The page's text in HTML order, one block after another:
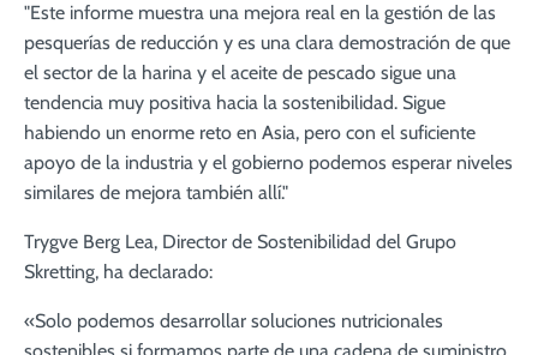
"Este informe muestra una mejora real en la gestión de las
pesquerías de reducción y es una clara demostración de que
el sector de la harina y el aceite de pescado sigue una
tendencia muy positiva hacia la sostenibilidad. Sigue
habiendo un enorme reto en Asia, pero con el suficiente
apoyo de la industria y el gobierno podemos esperar niveles
similares de mejora también allí."
Trygve Berg Lea, Director de Sostenibilidad del Grupo
Skretting, ha declarado:
«Solo podemos desarrollar soluciones nutricionales